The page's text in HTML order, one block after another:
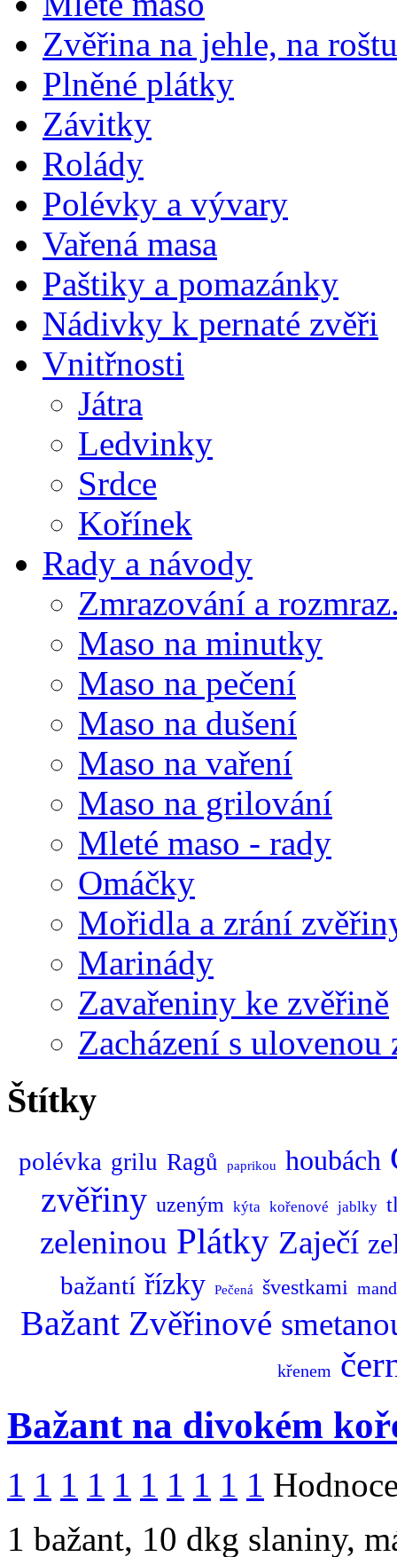
Zvěřina na jehle, na roštu
Plněné plátky
Závitky
Rolády
Polévky a vývary
Vařená masa
Paštiky a pomazánky
Nádivky k pernaté zvěři
Vnitřnosti
Játra
Ledvinky
Srdce
Kořínek
Rady a návody
Zmrazování a
Maso na minutky
Maso na pečení
Maso na dušení
Maso na vaření
Maso na grilování
Mleté maso - rady
Omáčky
Mořidla a zrání
Marinády
Zavařeniny ke zvěřině
Zacházení s ulovenou
Štítky
polévka grilu Ragů paprikou houbách
zvěřiny uzeným kýta kořenové jablky
zeleninou Plátky Zaječí
bažantí řízky Pečená švestkami
Bažant Zvěřinové
křenem
Bažant na divokém
1 1 1 1 1 1 1 1 1 1
1 bažant, 10 dkg slaniny,